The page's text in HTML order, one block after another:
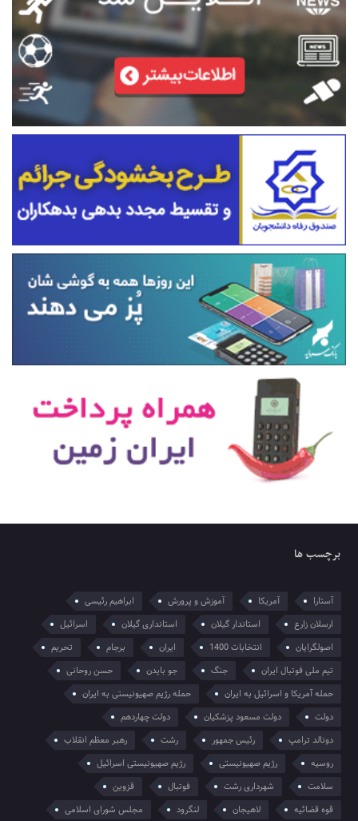
برچسب ها
آستارا آمریکا آموزش و پرورش
ابراهیم رئیسی
ارسلان زارع
استاندار گیلان استانداری گیلان
اسرائیل
اصولگرایان
انتخابات 1400 ایران برجام
تحریم
تیم ملی فوتبال ایران
جنگ جو بایدن
حسن روحانی
حمله آمریکا و اسرائیل به ایران
حمله رژیم صهیونیستی به ایران
دولت
دولت مسعود پزشکیان
دولت چهاردهم
دونالد ترامپ
رئیس جمهور رشت
رهبر معظم انقلاب
روسیه
رژیم صهیونیستی
رژیم صهیونیستی اسرائیل
سلامت
شهرداری رشت فوتبال
قزوین
قوه قضائیه
لاهیجان لنگرود مجلس شورای اسلامی